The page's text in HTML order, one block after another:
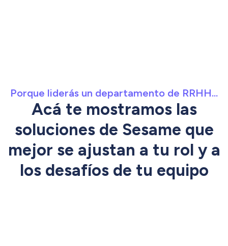
Porque liderás un departamento de RRHH...
Acá te mostramos las
soluciones de Sesame que
mejor se ajustan a tu rol y a
los desafíos de tu equipo